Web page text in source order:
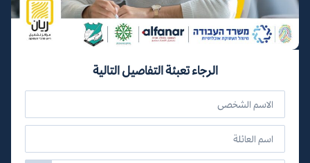
الرجاء تعبئة التفاصيل التالية